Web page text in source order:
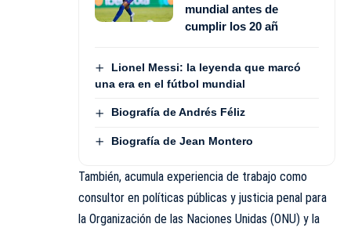
mundial antes de
cumplir los 20 añ
Lionel Messi: la leyenda que marcó
una era en el fútbol mundial
Biografía de Andrés Féliz
Biografía de Jean Montero
También, acumula experiencia de trabajo como
consultor en políticas públicas y justicia penal para
la Organización de las Naciones Unidas (ONU) y la